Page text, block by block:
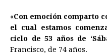
«Con emoción comparto
el cual estamos
ciclo de 53 años de
Francisco, de 74 años.